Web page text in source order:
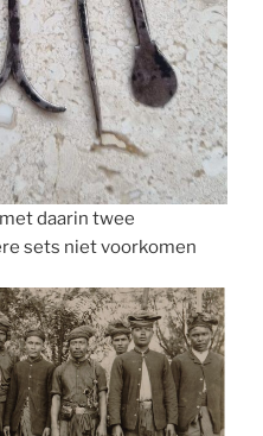
daarin twee
sets niet voorkomen